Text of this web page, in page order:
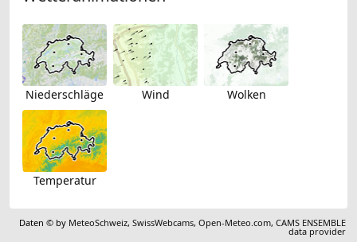
Niederschläge Wind Wolken
Temperatur
Daten © by MeteoSchweiz,SwissWebcams,Open-Meteo.com,CAMS ENSEMBLE
data provider